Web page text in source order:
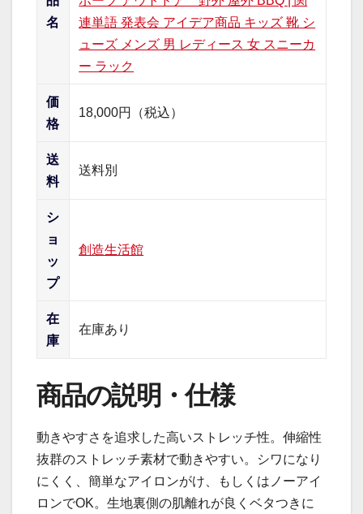
名
連単語 発表会 アイデア商品 キッズ 靴 シ
ューズ メンズ 男 レディース 女 スニーカ
ー ラック
価
格
18,000円（税込）
送
料
送料別
シ
ョ
ッ
プ
創造生活館
在
庫
在庫あり
商品の説明・仕様
動きやすさを追求した高いストレッチ性。伸縮性
抜群のストレッチ素材で動きやすい。シワになり
にくく、簡単なアイロンがけ、もしくはノーアイ
ロンでOK。生地裏側の肌離れが良くベタつきに